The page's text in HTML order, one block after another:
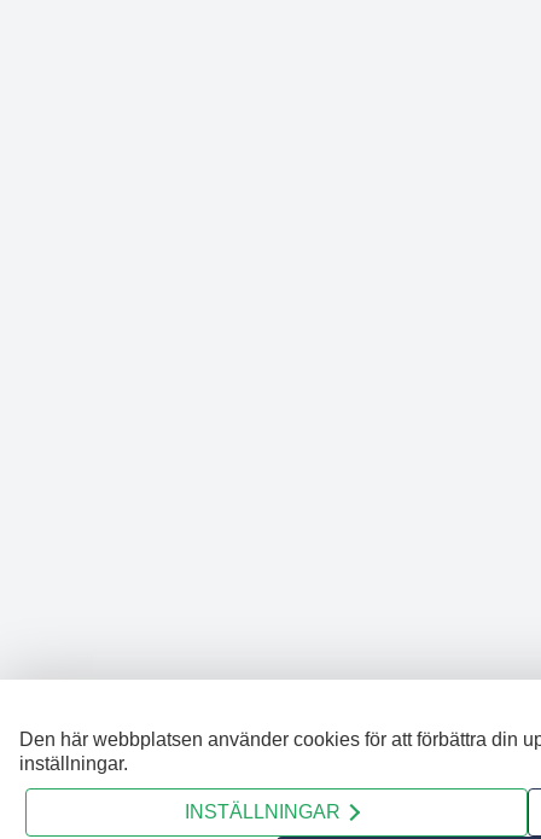
Den här webbplatsen använder cookies för att förbättra din
inställningar.
INSTÄLLNINGAR